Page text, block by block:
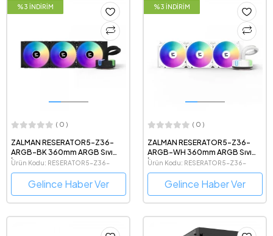
%3 İNDİRİM
( 0 )
ZALMAN RESERATOR5-Z36-
ARGB-BK 360mm ARGB Sıvı
İşlemci Soğutucu
Ürün Kodu: RESERATOR5-Z36-
ARGB-BK
Gelince Haber Ver
%3 İNDİRİM
( 0 )
ZALMAN RESERATOR5-Z36-
ARGB-WH 360mm ARGB Sıvı
İşlemci Soğutucu
Ürün Kodu: RESERATOR5-Z36-
ARGB-WH
Gelince Haber Ver